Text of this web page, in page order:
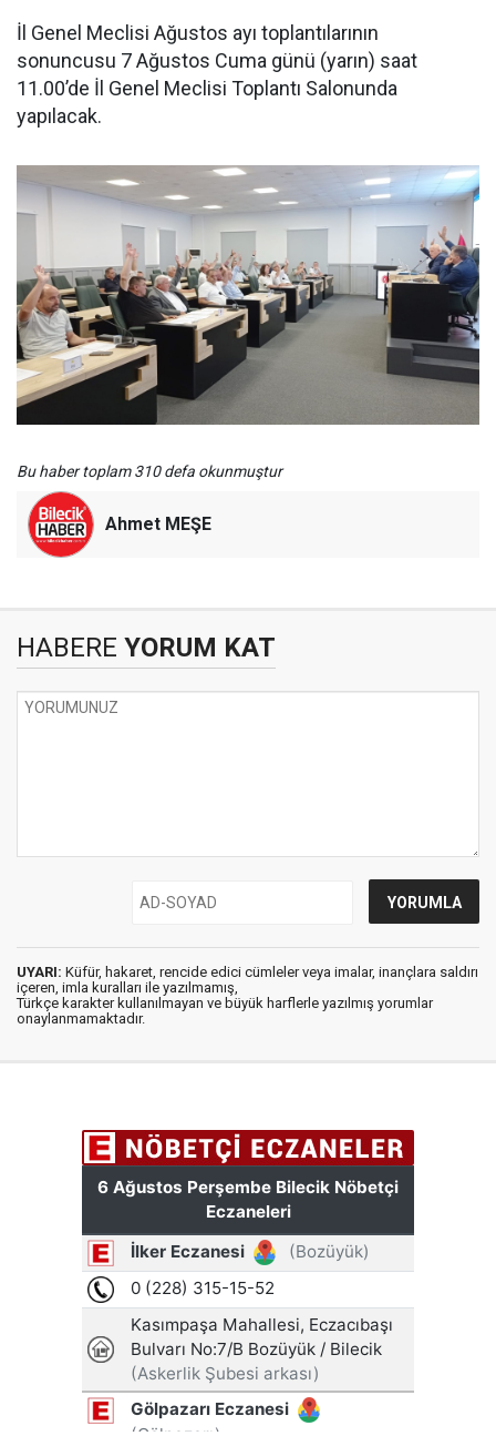
İl Genel Meclisi Ağustos ayı toplantılarının
sonuncusu 7 Ağustos Cuma günü (yarın) saat
11.00’de İl Genel Meclisi Toplantı Salonunda
yapılacak.
Bu haber toplam 310 defa okunmuştur
Ahmet MEŞE
HABERE YORUM KAT
UYARI: Küfür, hakaret, rencide edici cümleler veya imalar, inançlara saldırı
içeren, imla kuralları ile yazılmamış,
Türkçe karakter kullanılmayan ve büyük harflerle yazılmış yorumlar
onaylanmamaktadır.